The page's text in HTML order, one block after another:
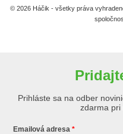
© 2026 Háčik - všetky práva
Prihláste sa na odber
zdarma pri
Emailová adresa